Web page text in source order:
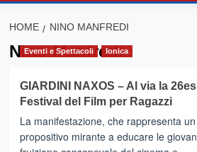
HOME NINO MANFREDI
Nino Manfredi
Eventi e Spettacoli Ionica
GIARDINI NAXOS – Al via la
Festival del Film per Ragazzi
La manifestazione, che rappresenta
propositivo mirante a educare le